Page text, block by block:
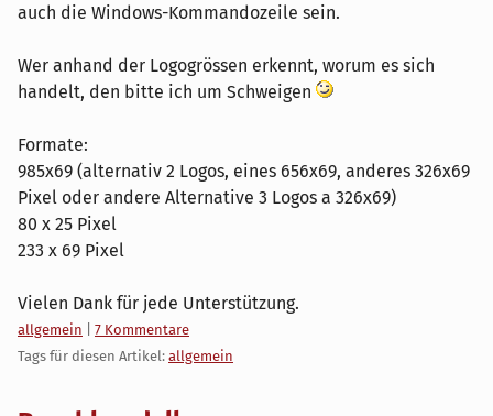
auch die Windows-Kommandozeile sein.
Wer anhand der Logogrössen erkennt, worum es sich
handelt, den bitte ich um Schweigen
Formate:
985x69 (alternativ 2 Logos, eines 656x69, anderes 326x69
Pixel oder andere Alternative 3 Logos a 326x69)
80 x 25 Pixel
233 x 69 Pixel
Vielen Dank für jede Unterstützung.
Kategorien:
allgemein
7 Kommentare
Tags für diesen Artikel: allgemein